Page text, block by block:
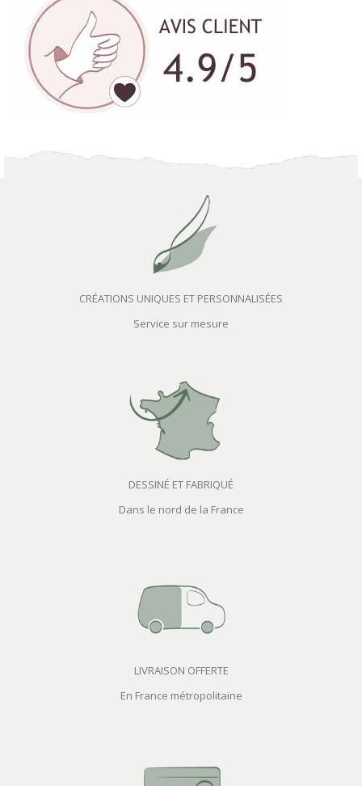
CRÉATIONS UNIQUES ET PERSONNALISÉES
Service sur mesure
DESSINÉ ET FABRIQUÉ
Dans le nord de la France
LIVRAISON OFFERTE
En France métropolitaine